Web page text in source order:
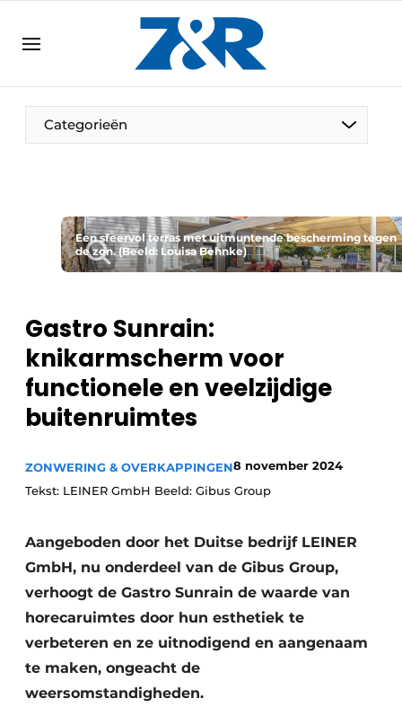
DE EN
NL
Categorieën
Een sfeervol terras met uitmuntende bescherming tegen
de zon. (Beeld: Louisa Behnke)
Gastro Sunrain:
knikarmscherm voor
functionele en veelzijdige
buitenruimtes
ZONWERING & OVERKAPPINGEN8 november 2024
Tekst: LEINER GmbH Beeld: Gibus Group
Aangeboden door het Duitse bedrijf LEINER
GmbH, nu onderdeel van de Gibus Group,
verhoogt de Gastro Sunrain de waarde van
horecaruimtes door hun esthetiek te
verbeteren en ze uitnodigend en aangenaam
te maken, ongeacht de
weersomstandigheden.